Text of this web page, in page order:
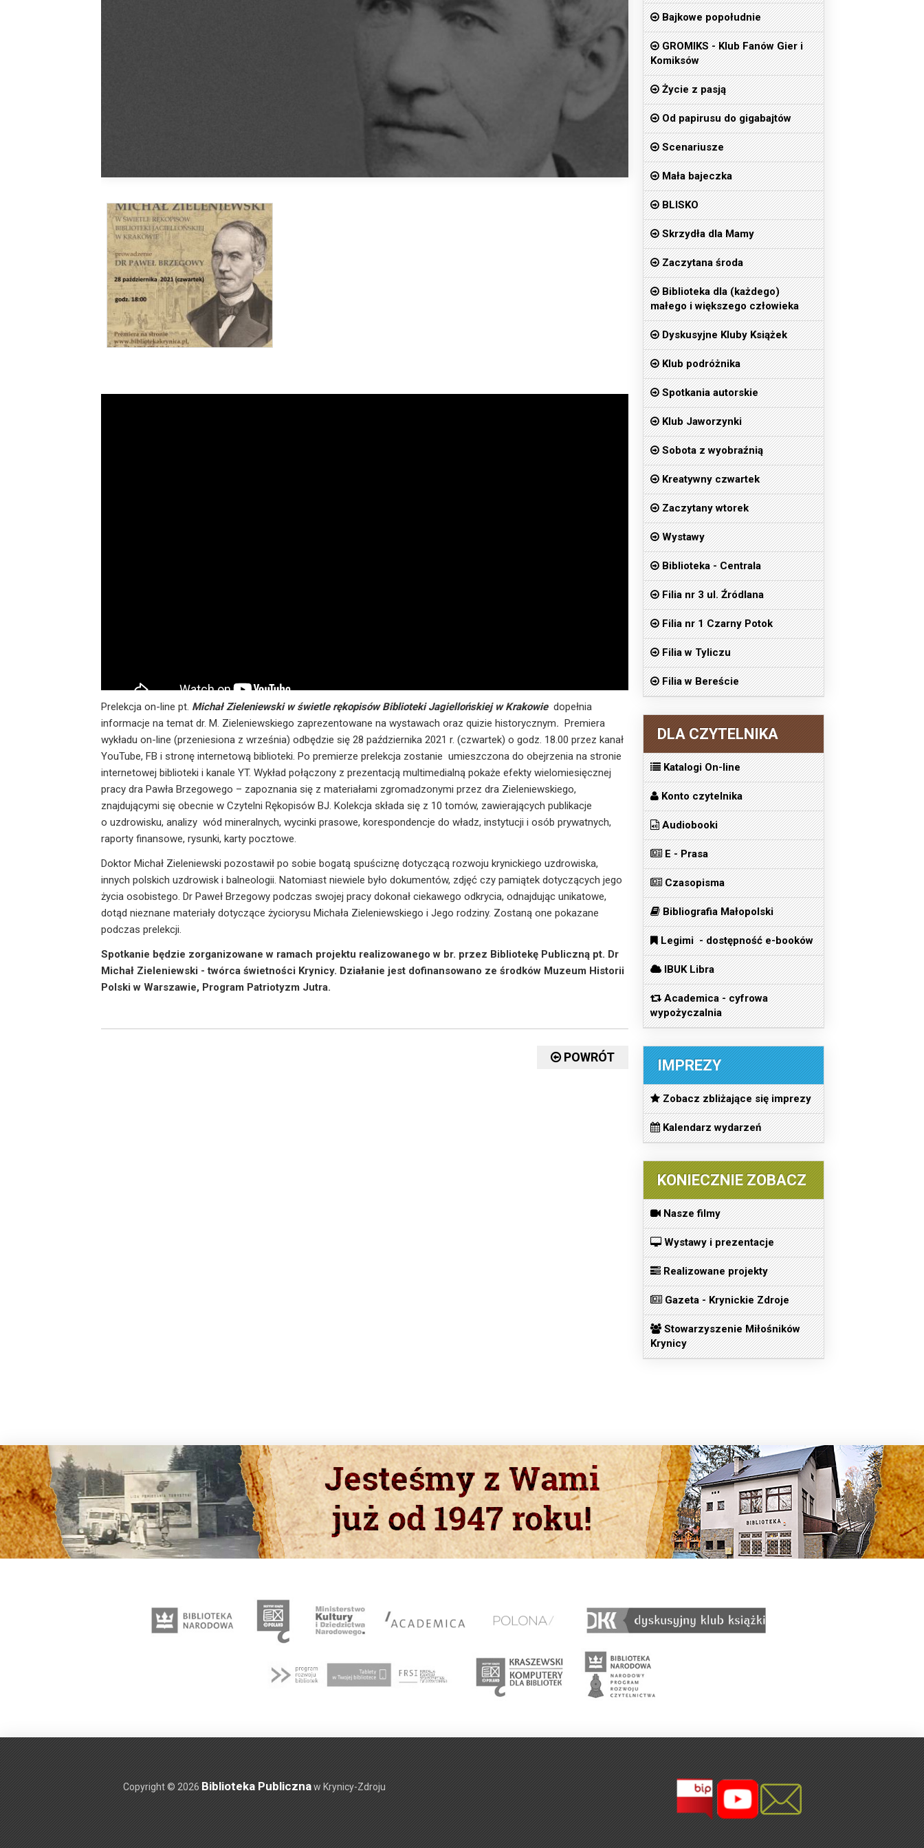
Prelekcja on-line pt. Michał Zieleniewski w świetle rękopisów Biblioteki Jagiellońskiej w Krakowie dopełnia
informacje na temat dr. M. Zieleniewskiego zaprezentowane na wystawach oraz quizie historycznym. Premiera
wykładu on-line (przeniesiona z września) odbędzie się 28 października 2021 r. (czwartek) o godz. 18.00 przez kanał
YouTube, FB i stronę internetową biblioteki. Po premierze prelekcja zostanie umieszczona do obejrzenia na stronie
internetowej biblioteki i kanale YT. Wykład połączony z prezentacją multimedialną pokaże efekty wielomiesięcznej
pracy dra Pawła Brzegowego – zapoznania się z materiałami zgromadzonymi przez dra Zieleniewskiego,
znajdującymi się obecnie w Czytelni Rękopisów BJ. Kolekcja składa się z 10 tomów, zawierających publikacje
o uzdrowisku, analizy wód mineralnych, wycinki prasowe, korespondencje do władz, instytucji i osób prywatnych,
raporty finansowe, rysunki, karty pocztowe.
Doktor Michał Zieleniewski pozostawił po sobie bogatą spuściznę dotyczącą rozwoju krynickiego uzdrowiska,
innych polskich uzdrowisk i balneologii. Natomiast niewiele było dokumentów, zdjęć czy pamiątek dotyczących jego
życia osobistego. Dr Paweł Brzegowy podczas swojej pracy dokonał ciekawego odkrycia, odnajdując unikatowe,
dotąd nieznane materiały dotyczące życiorysu Michała Zieleniewskiego i Jego rodziny. Zostaną one pokazane
podczas prelekcji.
Spotkanie będzie zorganizowane w ramach projektu realizowanego w br. przez Bibliotekę Publiczną pt. Dr
Michał Zieleniewski - twórca świetności Krynicy. Działanie jest dofinansowano ze środków Muzeum Historii
Polski w Warszawie, Program Patriotyzm Jutra.
POWRÓT
Bajkowe popołudnie
GROMIKS - Klub Fanów Gier i
Komiksów
Życie z pasją
Od papirusu do gigabajtów
Scenariusze
Mała bajeczka
BLISKO
Skrzydła dla Mamy
Zaczytana środa
Biblioteka dla (każdego)
małego i większego człowieka
Dyskusyjne Kluby Książek
Klub podróżnika
Spotkania autorskie
Klub Jaworzynki
Sobota z wyobraźnią
Kreatywny czwartek
Zaczytany wtorek
Wystawy
Biblioteka - Centrala
Filia nr 3 ul. Źródlana
Filia nr 1 Czarny Potok
Filia w Tyliczu
Filia w Bereście
DLA CZYTELNIKA
Katalogi On-line
Konto czytelnika
Audiobooki
E - Prasa
Czasopisma
Bibliografia Małopolski
Legimi - dostępność e-booków
IBUK Libra
Academica - cyfrowa
wypożyczalnia
IMPREZY
Zobacz zbliżające się imprezy
Kalendarz wydarzeń
KONIECZNIE ZOBACZ
Nasze filmy
Wystawy i prezentacje
Realizowane projekty
Gazeta - Krynickie Zdroje
Stowarzyszenie Miłośników
Krynicy
Copyright © 2026 Biblioteka Publicznaw Krynicy-Zdroju